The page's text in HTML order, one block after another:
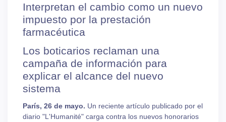
Interpretan el cambio como un nuevo
impuesto por la prestación
farmacéutica
Los boticarios reclaman una
campaña de información para
explicar el alcance del nuevo
sistema
París, 26 de mayo. Un reciente artículo publicado por el
diario "L'Humanité" carga contra los nuevos honorarios